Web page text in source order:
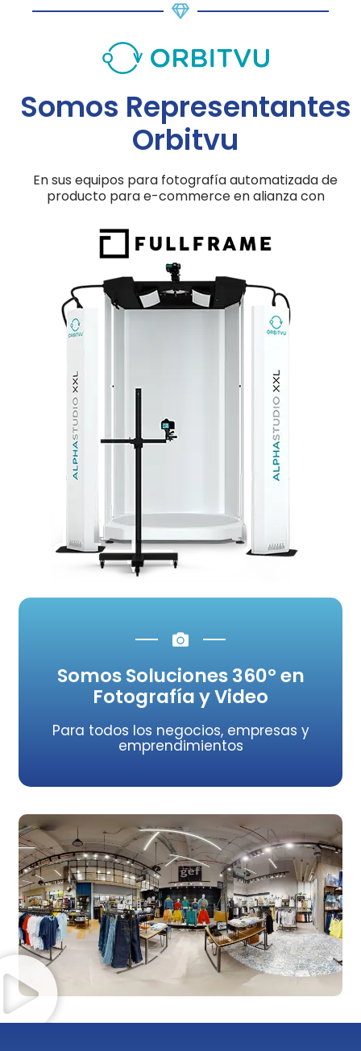
Somos Representantes
Orbitvu
En sus equipos para fotografía automatizada de
producto para e-commerce en alianza con
Somos Soluciones 360º en
Fotografía y Video
Para todos los negocios, empresas y
emprendimientos